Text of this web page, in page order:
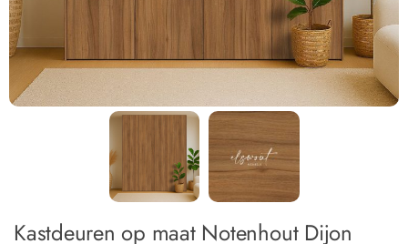
Kastdeuren op maat Notenhout Dijon